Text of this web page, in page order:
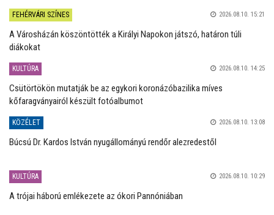
FEHÉRVÁRI SZÍNES 2026.08.10. 15:21
A Városházán köszöntötték a Királyi Napokon játszó, határon túli
diákokat
KULTÚRA 2026.08.10. 14:25
Csütörtökön mutatják be az egykori koronázóbazilika míves
kőfaragványairól készült fotóalbumot
KÖZÉLET 2026.08.10. 13:08
Búcsú Dr. Kardos István nyugállományú rendőr alezredestől
KULTÚRA 2026.08.10. 10:29
A trójai háború emlékezete az ókori Pannóniában